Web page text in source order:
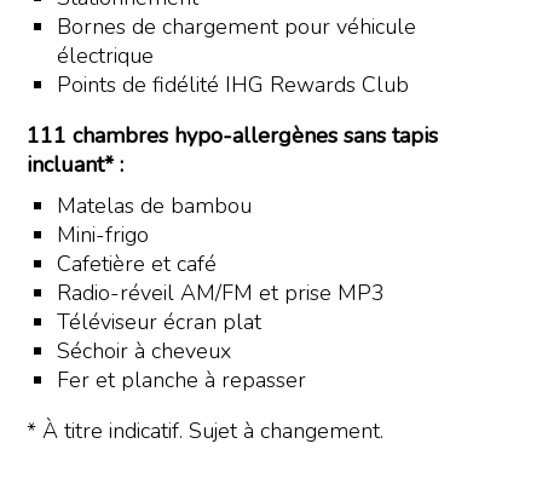
Bornes de chargement pour véhicule
électrique
Points de fidélité IHG Rewards Club
111 chambres hypo-allergènes sans tapis
incluant* :
Matelas de bambou
Mini-frigo
Cafetière et café
Radio-réveil AM/FM et prise MP3
Téléviseur écran plat
Séchoir à cheveux
Fer et planche à repasser
* À titre indicatif. Sujet à changement.